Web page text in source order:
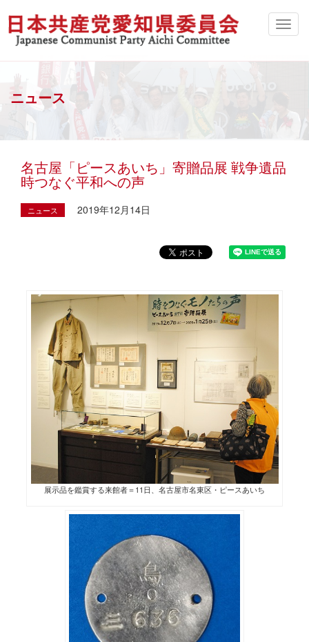
ニュース
名古屋「ピースあいち」寄贈品展 戦争遺品
時つなぐ平和への声
ニュース 2019年12月14日
展示品を鑑賞する来館者＝11日、名古屋市名東区・ピースあいち